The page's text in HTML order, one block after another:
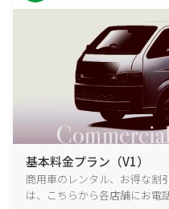
基本料金プラン（V1）
商用車のレンタル、お得な割
は、こちらから各店舗にお電